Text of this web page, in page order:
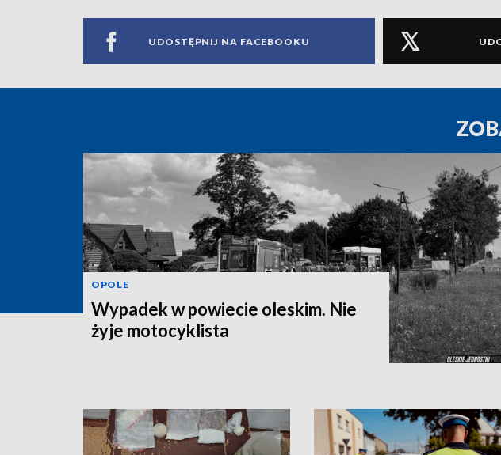
UDOSTĘPNIJ NA FACEBOOKU
OPOLE
Wypadek w powiecie oleskim. Nie
żyje motocyklista